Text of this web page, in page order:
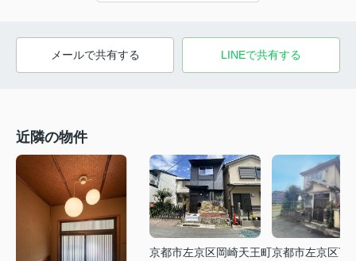
メールで共有する LINEで共有する
近隣の物件
京都市左京区岡崎天王町京都市左京区下